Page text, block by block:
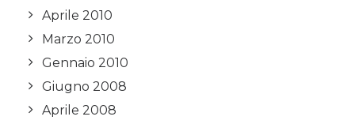
Aprile 2010
Marzo 2010
Gennaio 2010
Giugno 2008
Aprile 2008